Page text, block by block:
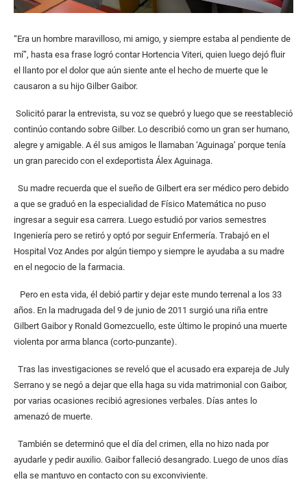
“Era un hombre maravilloso, mi amigo, y siempre estaba al pendiente de
mí”, hasta esa frase logró contar Hortencia Viteri, quien luego dejó fluir
el llanto por el dolor que aún siente ante el hecho de muerte que le
causaron a su hijo Gilber Gaibor.
Solicitó parar la entrevista, su voz se quebró y luego que se reestableció
continúo contando sobre Gilber. Lo describió como un gran ser humano,
alegre y amigable. A él sus amigos le llamaban ‘Aguinaga’ porque tenía
un gran parecido con el exdeportista Álex Aguinaga.
Su madre recuerda que el sueño de Gilbert era ser médico pero debido
a que se graduó en la especialidad de Físico Matemática no puso
ingresar a seguir esa carrera. Luego estudió por varios semestres
Ingeniería pero se retiró y optó por seguir Enfermería. Trabajó en el
Hospital Voz Andes por algún tiempo y siempre le ayudaba a su madre
en el negocio de la farmacia.
Pero en esta vida, él debió partir y dejar este mundo terrenal a los 33
años. En la madrugada del 9 de junio de 2011 surgió una riña entre
Gilbert Gaibor y Ronald Gomezcuello, este último le propinó una muerte
violenta por arma blanca (corto-punzante).
Tras las investigaciones se reveló que el acusado era expareja de July
Serrano y se negó a dejar que ella haga su vida matrimonial con Gaibor,
por varias ocasiones recibió agresiones verbales. Días antes lo
amenazó de muerte.
También se determinó que el día del crimen, ella no hizo nada por
ayudarle y pedir auxilio. Gaibor falleció desangrado. Luego de unos días
ella se mantuvo en contacto con su exconviviente.